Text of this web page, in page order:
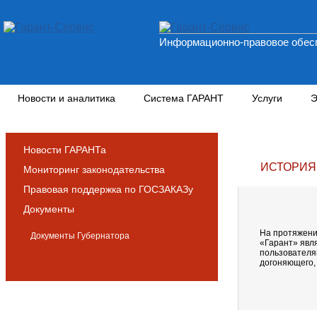
Информационно-правовое
Новости и аналитика Система ГАРАНТ Услуги
Новости ГАРАНТа
Мониторинг законодательства
Правовая поддержка по ГОСЗАКАЗу
Документы
Документы Губернатора
На
«Гарант»